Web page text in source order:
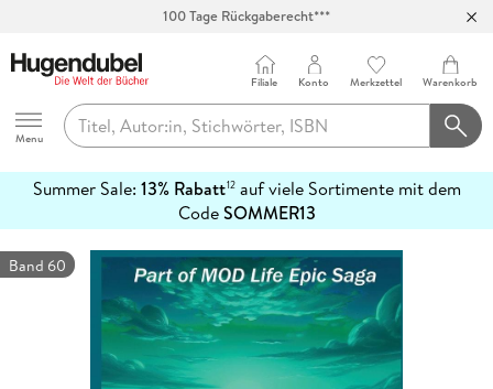
Abholung in über 100 Filialen
Hugendubel
Menu
Filiale Konto Merkzettel Warenkorb
Summer Sale: 13% Rabatt12auf viele Sortimente mit dem
CodeSOMMER13
erfahren
Band 60